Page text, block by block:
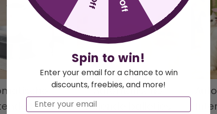
Kat
Automatische
rollende balletjes
Spin to win!
Enter your email for a chance to win
discounts, freebies, and more!
Email